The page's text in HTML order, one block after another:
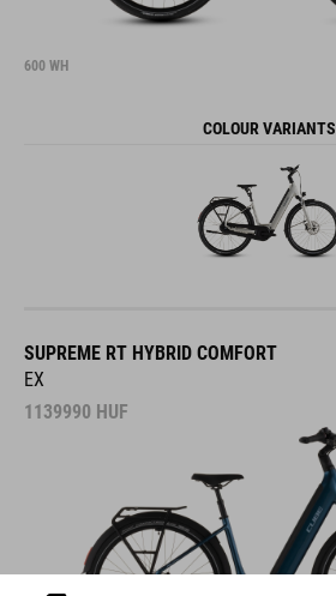
600 WH
COLOUR VARIANTS
SUPREME RT HYBRID COMFORT
EX
1139990 HUF